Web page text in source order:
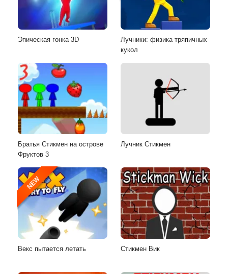
Эпическая гонка 3D
Лучники: физика тряпичных
кукол
Братья Стикмен на острове
Фруктов 3
Лучник Стикмен
NEW
Векс пытается летать Стикмен Вик